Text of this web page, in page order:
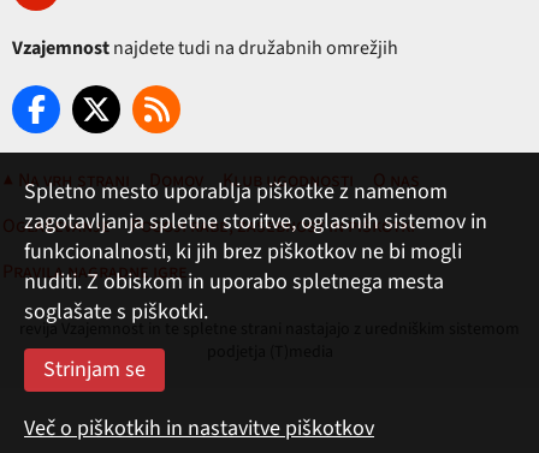
Vzajemnostnajdete tudi na družabnih omrežjih
▲ Na vrh strani Domov Klub ugodnosti
O nas
Oglaševanje
Pogoji rabe, zasebnost in piškotki
Pravila nagradne igre
revija Vzajemnost in te spletne strani nastajajo z uredniškim sistemom
Spletno mesto uporablja piškotke z namenom
zagotavljanja spletne storitve, oglasnih sistemov in
funkcionalnosti, ki jih brez piškotkov ne bi mogli
nuditi. Z obiskom in uporabo spletnega mesta
soglašate s piškotki.
Več o piškotkih in nastavitve piškotkov